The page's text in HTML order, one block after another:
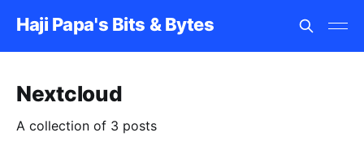
Haji Papa's Bits & Bytes
Nextcloud
A collection of 3 posts